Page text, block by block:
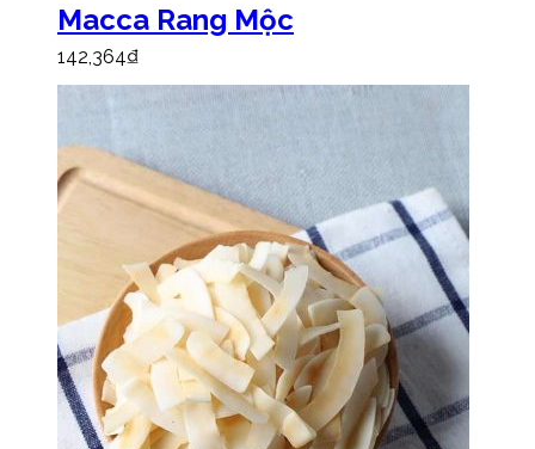
Macca Rang Mộc
142,364₫